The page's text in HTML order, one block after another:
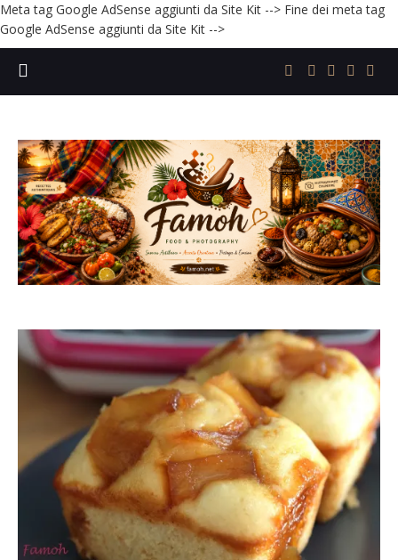
Meta tag Google AdSense aggiunti da Site Kit --> Fine dei meta tag
Google AdSense aggiunti da Site Kit -->